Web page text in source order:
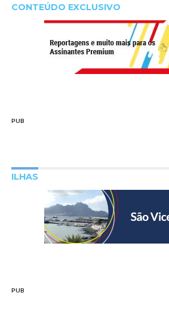
CONTEÚDO EXCLUSIVO
PUB
ILHAS
PUB